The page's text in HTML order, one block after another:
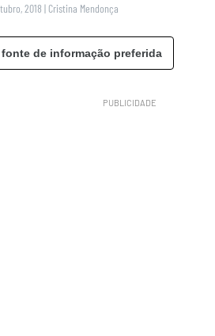
2018 | Cristina Mendonça
de informação preferida